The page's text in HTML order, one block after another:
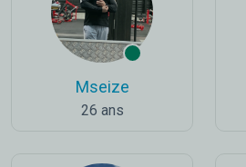
Mseize
26 ans